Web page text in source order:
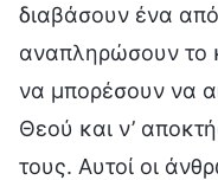
διαβάσουν ένα
αναπληρώσουν το
να μπορέσουν να
Θεού και ν’
τους. Αυτοί οι